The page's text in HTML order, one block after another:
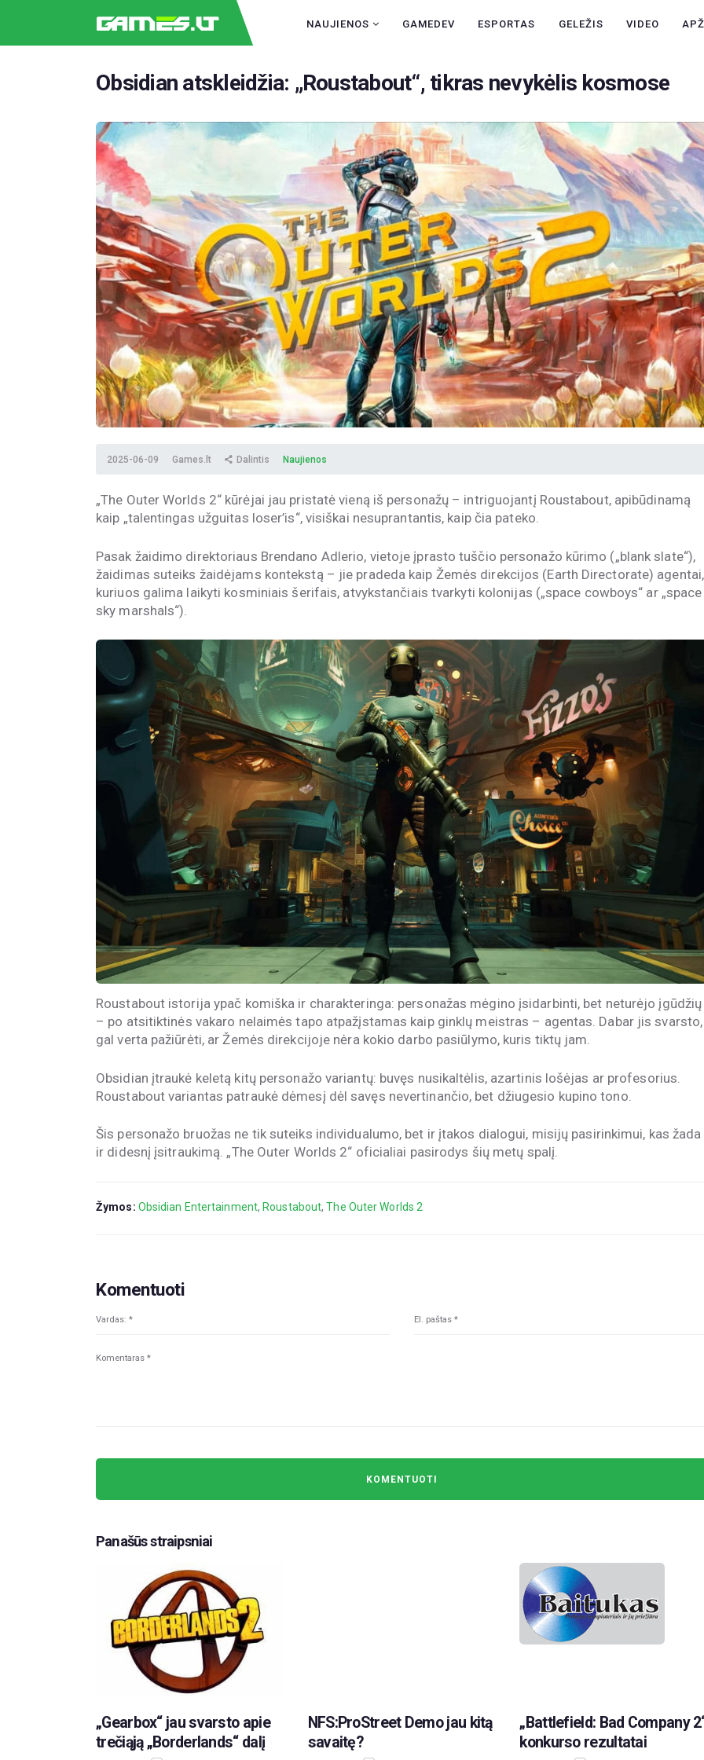
NAUJIENOS GAMEDEV ESPORTAS GELEŽIS VIDEO
NAUJIENOS
ESPORTAS
GELEŽIS
VIDEO
APŽVALGOS
ŽAIDIMAI
Obsidian atskleidžia: „Roustabout“, tikras nevykėlis kosmose
2025-06-09 Games.lt Dalintis Naujienos
„The Outer Worlds 2“ kūrėjai jau pristatė vieną iš personažų – intriguojantį Roustabout, apibūdinamą
kaip „talentingas užguitas loser’is“, visiškai nesuprantantis, kaip čia pateko.
Pasak žaidimo direktoriaus Brendano Adlerio, vietoje įprasto tuščio personažo kūrimo („blank slate“),
žaidimas suteiks žaidėjams kontekstą – jie pradeda kaip Žemės direkcijos (Earth Directorate) agentai,
kuriuos galima laikyti kosminiais šerifais, atvykstančiais tvarkyti kolonijas („space cowboys“ ar „space
sky marshals“).
Roustabout istorija ypač komiška ir charakteringa: personažas mėgino įsidarbinti, bet neturėjo įgūdžių
– po atsitiktinės vakaro nelaimės tapo atpažįstamas kaip ginklų meistras – agentas. Dabar jis svarsto,
gal verta pažiūrėti, ar Žemės direkcijoje nėra kokio darbo pasiūlymo, kuris tiktų jam.
Obsidian įtraukė keletą kitų personažo variantų: buvęs nusikaltėlis, azartinis lošėjas ar profesorius.
Roustabout variantas patraukė dėmesį dėl savęs nevertinančio, bet džiugesio kupino tono.
Šis personažo bruožas ne tik suteiks individualumo, bet ir įtakos dialogui, misijų pasirinkimui, kas žada
ir didesnį įsitraukimą. „The Outer Worlds 2“ oficialiai pasirodys šių metų spalį.
Žymos: Obsidian Entertainment, Roustabout,The Outer Worlds 2
Komentuoti
Panašūs straipsniai
„Gearbox“ jau svarsto apie
trečiąją „Borderlands“ dalį
NFS:ProStreet Demo jau kitą
savaitę?
„Battlefield: Bad Company
konkurso rezultatai